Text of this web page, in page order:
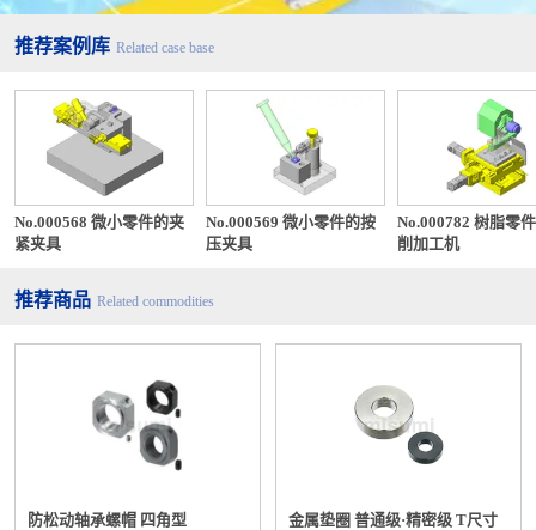
推荐案例库 Related case base
No.000568 微小零件的夹
紧夹具
No.000569 微小零件的按
压夹具
No.000782 树脂零
削加工机
推荐商品 Related commodities
防松动轴承螺帽 四角型
金属垫圈 普通级·精密级 T尺寸